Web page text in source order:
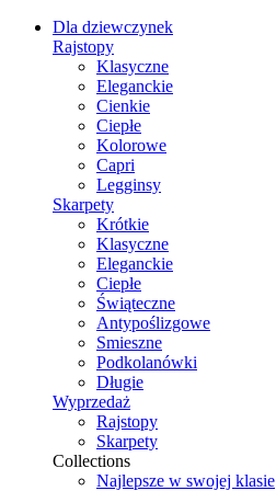
Dla dziewczynek
Rajstopy
Klasyczne
Eleganckie
Cienkie
Ciepłe
Kolorowe
Capri
Legginsy
Skarpety
Krótkie
Klasyczne
Eleganckie
Ciepłe
Świąteczne
Antypoślizgowe
Smieszne
Podkolanówki
Długie
Wyprzedaż
Rajstopy
Skarpety
Collections
Najlepsze w swojej klasie